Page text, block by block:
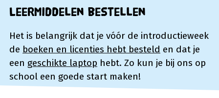
Leermiddelen bestellen
Het is belangrijk dat je vóór de introductieweek
de boeken en licenties hebt besteld en dat je
een geschikte laptop hebt. Zo kun je bij ons op
school een goede start maken!